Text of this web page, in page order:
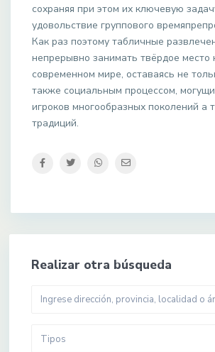
сохраняя при этом их ключевую
удовольствие группового
Как раз поэтому табличные
непрерывно занимать твёрдое место
современном мире, оставаясь не
также социальным процессом,
игроков многообразных поколений а
традиций.
Realizar otra búsqueda
Tipos